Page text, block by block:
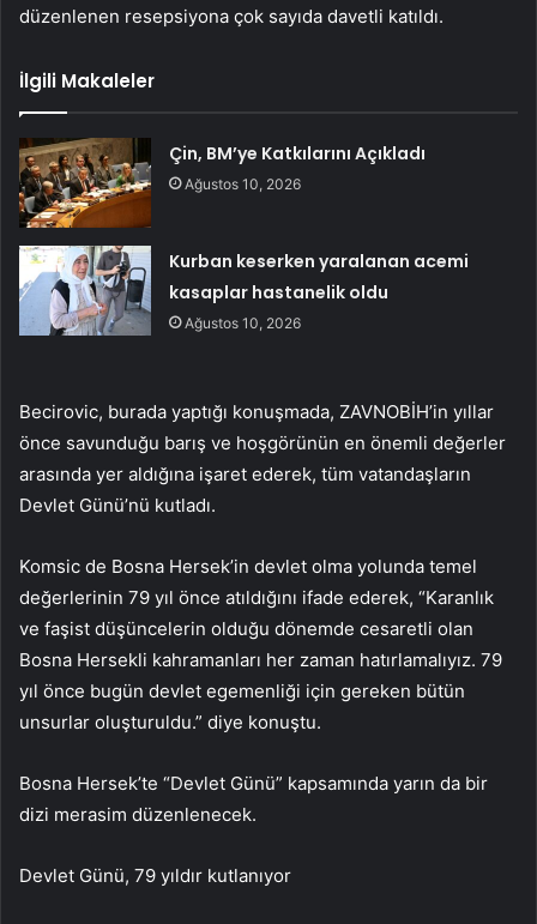
düzenlenen resepsiyona çok sayıda davetli katıldı.
İlgili Makaleler
Çin, BM’ye Katkılarını Açıkladı
Ağustos 10, 2026
Kurban keserken yaralanan acemi
kasaplar hastanelik oldu
Ağustos 10, 2026
Becirovic, burada yaptığı konuşmada, ZAVNOBİH’in yıllar
önce savunduğu barış ve hoşgörünün en önemli değerler
arasında yer aldığına işaret ederek, tüm vatandaşların
Devlet Günü’nü kutladı.
Komsic de Bosna Hersek’in devlet olma yolunda temel
değerlerinin 79 yıl önce atıldığını ifade ederek, “Karanlık
ve faşist düşüncelerin olduğu dönemde cesaretli olan
Bosna Hersekli kahramanları her zaman hatırlamalıyız. 79
yıl önce bugün devlet egemenliği için gereken bütün
unsurlar oluşturuldu.” diye konuştu.
Bosna Hersek’te “Devlet Günü” kapsamında yarın da bir
dizi merasim düzenlenecek.
Devlet Günü, 79 yıldır kutlanıyor